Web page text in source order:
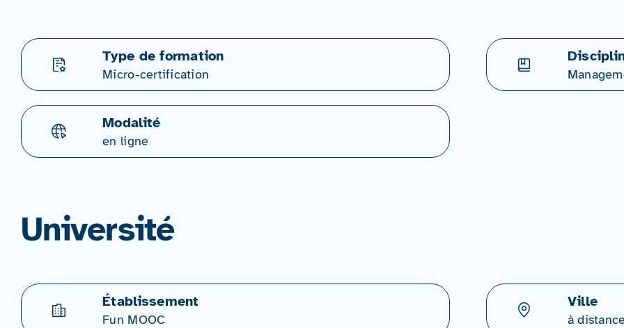
Type de formation
Micro-certification
Modalité
en ligne
Université
Établissement
Fun MOOC
Ville
à